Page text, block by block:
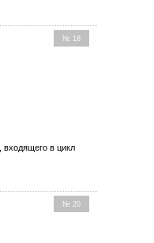
№ 18
, входящего в цикл
№ 20